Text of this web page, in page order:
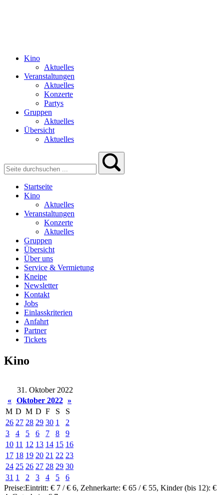
Kino
Aktuelles
Veranstaltungen
Aktuelles
Konzerte
Partys
Gruppen
Aktuelles
Übersicht
Aktuelles
Startseite
Kino
Aktuelles
Veranstaltungen
Konzerte
Aktuelles
Gruppen
Übersicht
Über uns
Service & Vermietung
Kneipe
Newsletter
Kontakt
Jobs
Einlasskriterien
Anfahrt
Partner
Tickets
Kino
31. Oktober 2022
« Oktober 2022 »
M D M D F S
S
26 27 28 29 30 1
2
3
4 5 6 7 8
9
10 11 12 13 14 15 16
17 18 19 20 21 22 23
24 25 26 27 28 29 30
31 1 2 3 4 5
6
Preise:Eintritt: € 7 / € 6, Zehnerkarte: € 65 / € 55, Kinder (bis 12): €